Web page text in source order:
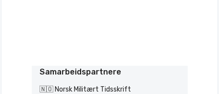
Samarbeidspartnere
🇳🇴 Norsk Militært Tidsskrift